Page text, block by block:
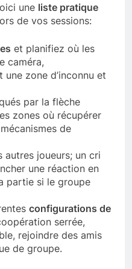
une liste pratique
de vos sessions:
et planifiez où les
caméra,
une zone d’inconnu et
par la flèche
zones où récupérer
de
autres joueurs; un cri
une réaction en
partie si le groupe
configurations de
serrée,
rejoindre des amis
de groupe.